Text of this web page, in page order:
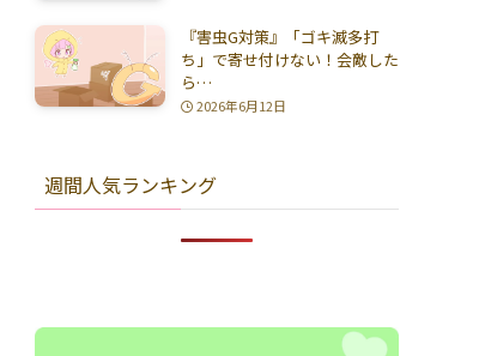
『害虫G対策』「ゴキ滅多打
ち」で寄せ付けない！会敵した
ら…
2026年6月12日
週間人気ランキング